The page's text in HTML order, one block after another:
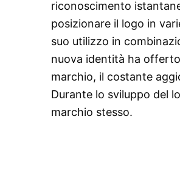
riconoscimento
posizionare il logo in
suo utilizzo in
nuova identità ha
marchio, il costante
Durante lo sviluppo del
marchio stesso.